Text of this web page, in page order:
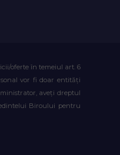
oferte în temeiul art. 6
vor fi doar entități
aveți dreptul
Biroului pentru